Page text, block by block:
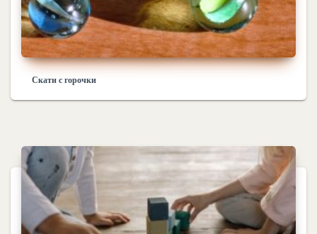
Скати с горочки